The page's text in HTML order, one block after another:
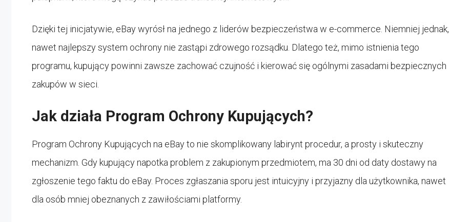
Dzięki tej inicjatywie, eBay wyrósł na jednego z liderów bezpieczeństwa w e-commerce. Niemniej jednak,
nawet najlepszy system ochrony nie zastąpi zdrowego rozsądku. Dlatego też, mimo istnienia tego
programu, kupujący powinni zawsze zachować czujność i kierować się ogólnymi zasadami bezpiecznych
zakupów w sieci.
Jak działa Program Ochrony Kupujących?
Program Ochrony Kupujących na eBay to nie skomplikowany labirynt procedur, a prosty i skuteczny
mechanizm. Gdy kupujący napotka problem z zakupionym przedmiotem, ma 30 dni od daty dostawy na
zgłoszenie tego faktu do eBay. Proces zgłaszania sporu jest intuicyjny i przyjazny dla użytkownika, nawet
dla osób mniej obeznanych z zawiłościami platformy.